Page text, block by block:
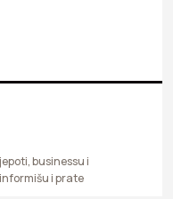
businessu i
i prate